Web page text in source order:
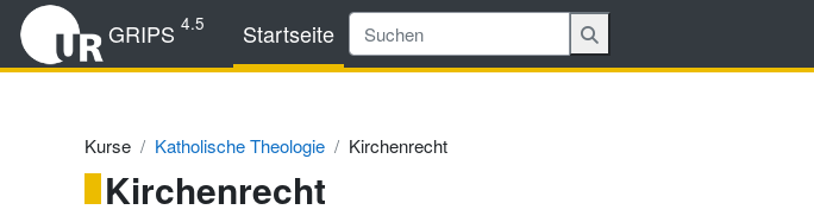
Zum Hauptinhalt
GRIPS 4.5 Startseite
Kurse Katholische Theologie Kirchenrecht
Kirchenrecht